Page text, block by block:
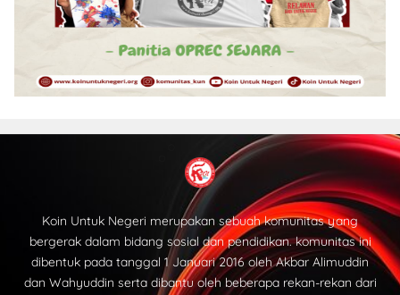
Koin Untuk Negeri merupakan sebuah komunitas yang
bergerak dalam bidang sosial dan pendidikan. komunitas ini
dibentuk pada tanggal 1 Januari 2016 oleh Akbar Alimuddin
dan Wahyuddin serta dibantu oleh beberapa rekan-rekan dari